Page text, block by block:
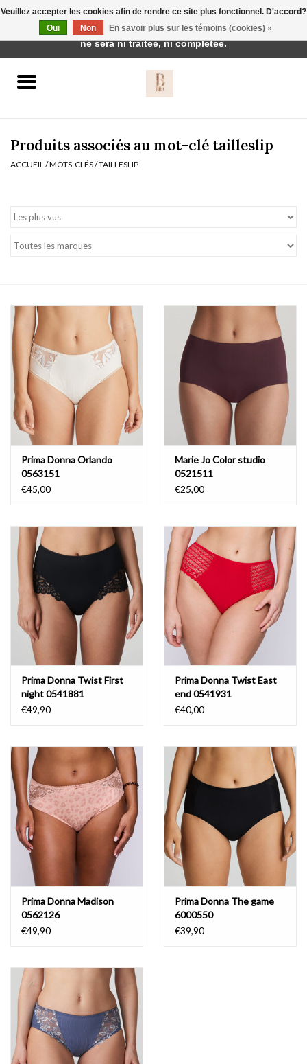
Réduction
Lingerie-accessoires
Cartes-cadeaux
Produits associés au mot-clé tailleslip
ACCUEIL /MOTS-CLÉS/TAILLESLIP
Prima Donna Orlando
0563151
€45,00
Marie Jo Color studio
0521511
€25,00
Prima Donna Twist First
night 0541881
€49,90
Prima Donna Twist East
end 0541931
€40,00
Prima Donna Madison
0562126
€49,90
Prima Donna The game
6000550
€39,90
Veuillez accepter les cookies afin de rendre ce site plus fonctionnel. D'accord?
Oui
Non En savoir plus sur les témoins (cookies) »
Cette boutique est en construction. Toute commande passée
ne sera ni traitée, ni complétée.